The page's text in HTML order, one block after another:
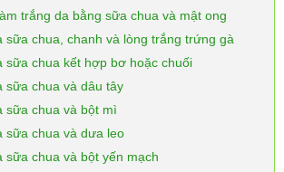
trắng da bằng sữa chua và mật ong
sữa chua, chanh và lòng trắng trứng gà
sữa chua kết hợp bơ hoặc chuối
sữa chua và dâu tây
sữa chua và bột mì
sữa chua và dưa leo
sữa chua và bột yến mạch